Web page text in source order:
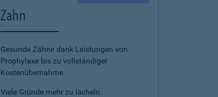
Zahn
Gesunde Zähne dank Leistungen von
Prophylaxe bis zu vollständiger
Kostenübernahme.
Viele Gründe mehr zu lächeln.